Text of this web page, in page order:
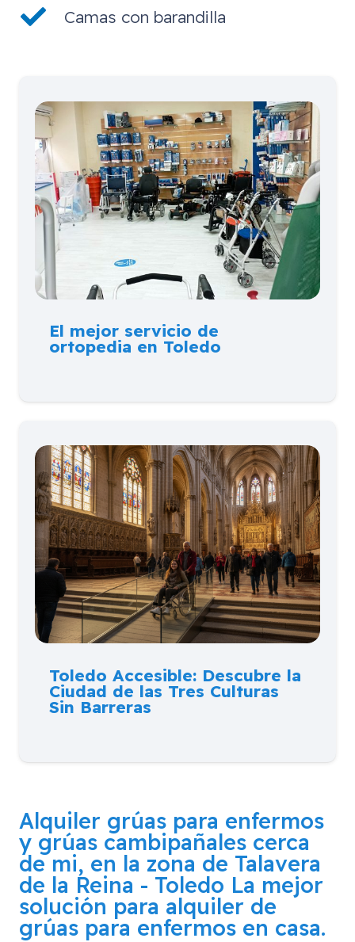
Camas con barandilla
El mejor servicio de
ortopedia en Toledo
Toledo Accesible: Descubre la
Ciudad de las Tres Culturas
Sin Barreras
Alquiler grúas para enfermos
y grúas cambipañales cerca
de mi, en la zona de Talavera
de la Reina - Toledo La mejor
solución para alquiler de
grúas para enfermos en casa.